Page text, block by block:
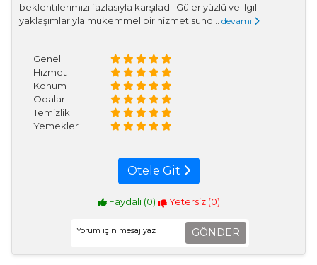
beklentilerimizi fazlasıyla karşıladı. Güler yüzlü ve ilgili
yaklaşımlarıyla mükemmel bir hizmet sund... devamı
Genel
Hizmet
Konum
Odalar
Temizlik
Yemekler
Otele Git
Faydalı (0) Yetersiz (0)
GÖNDER